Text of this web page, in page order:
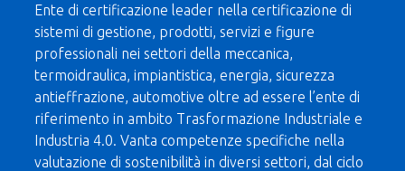
Ente di certificazione leader nella certificazione di
sistemi di gestione, prodotti, servizi e figure
professionali nei settori della meccanica,
termoidraulica, impiantistica, energia, sicurezza
antieffrazione, automotive oltre ad essere l’ente di
riferimento in ambito Trasformazione Industriale e
Industria 4.0. Vanta competenze specifiche nella
valutazione di sostenibilità in diversi settori, dal ciclo